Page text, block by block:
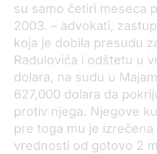
su samo četiri meseca
2003. – advokati,
koja je dobila presudu
Radulovića i odštetu u
dolara, na sudu u
627,000 dolara da
protiv njega. Njegove
pre toga mu je izrečena
vrednosti od gotovo 2